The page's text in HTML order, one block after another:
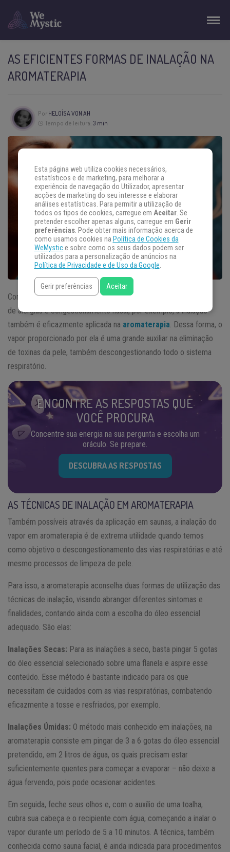
AS EFICIENTES FORMAS DE INALAÇÃO NA
AROMATERAPIA
Por HELOÍSA VON AH
Tempo de leitura: 3 min
Como já conhecida entre técnicas de prover o alívio de quadros
de alergias e congestionamento nasal, por exemplo, a inalação
também é eficazmente aplicada na aromaterapia . Dessa forma, o
vapor proporcionado por ela é uma grande auxiliar na eliminação
de toxinas da pele, também descongestionando todo o sistema
respiratório.
ENCONTRE AS RESPOSTAS QUE
VOCÊ PROCURA
Concentre sua energia na sua pergunta e escolha um
oráculo. Se prepare.
DESCUBRA AS RESPOSTAS
AS TÉCNICAS DE INALAÇÃO EM AROMATERAPIA
Também possíveis através da aplicação em saunas, a inalação do
vapor em aromaterapia é de extrema utilidade quando temos
como objetivo o descongestionamento das vias respiratórias e até
mesmo processos de limpeza de pele.
Para isso, a aromaterapia aconselha duas formas de utilização das
técnicas de inalação, visando abranger diferentes sintomas e
finalidades, contando ainda com a escolha do óleo essencial
adequado. São elas:
Inalações Secas: Para as inalações a seco, basta pingar 5 gotas
do óleo essencial selecionado sobre uma flanela e aspire esse
conteúdo. Esse método é bastante indicado para os que
necessitam de cuidados com as vias respiratórias, combatendo
eficazmente a tosse e resfriados, por exemplo.
Inalações Úmidas: O método mais conhecido em inalações, na
aromaterapia consiste em pingar de 3 a 6 gotas do óleo essencial
pretendido, em 2 litros de água, os quais precisam estar
suficientemente quentes para começar a evaporar – não deixe a
água fervendo, pois pode ocasionar acidentes.
Em seguida, feche seus olhos e, com o auxílio de uma toalha,
cubra sua cabeça e o recipiente com água, começando a inalar o
vapor durante um período de 5 a 10 minutos. A técnica, também
conhecida como sauna facial, é ainda indicada para procedimentos
Esta página web utiliza cookies necessários,
estatísticos e de marketing, para melhorar a
experiência de navegação do Utilizador, apresentar
acções de marketing do seu interesse e elaborar
análises estatísticas. Para permitir a utilização de
todos os tipos de cookies, carregue em Aceitar. Se
pretender escolher apenas alguns, carregue em Gerir
preferências. Pode obter mais informação acerca de
como usamos cookies na Política de Cookies da
WeMystice sobre como os seus dados podem ser
utilizados para a personalização de anúncios na
Política de Privacidade e de Uso da Google.
Gerir preferências Aceitar